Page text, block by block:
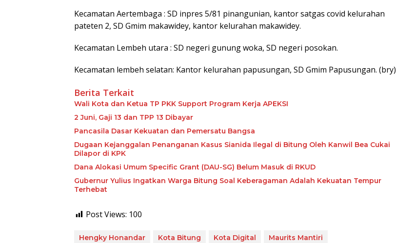
Kecamatan Aertembaga : SD inpres 5/81 pinangunian, kantor satgas covid kelurahan
pateten 2, SD Gmim makawidey, kantor kelurahan makawidey.
Kecamatan Lembeh utara : SD negeri gunung woka, SD negeri posokan.
Kecamatan lembeh selatan: Kantor kelurahan papusungan, SD Gmim Papusungan. (bry)
Berita Terkait
Wali Kota dan Ketua TP PKK Support Program Kerja APEKSI
2 Juni, Gaji 13 dan TPP 13 Dibayar
Pancasila Dasar Kekuatan dan Pemersatu Bangsa
Dugaan Kejanggalan Penanganan Kasus Sianida Ilegal di Bitung Oleh Kanwil Bea Cukai
Dilapor di KPK
Dana Alokasi Umum Specific Grant (DAU-SG) Belum Masuk di RKUD
Gubernur Yulius Ingatkan Warga Bitung Soal Keberagaman Adalah Kekuatan Tempur
Terhebat
Post Views: 100
Hengky Honandar Kota Bitung Kota Digital
Maurits Mantiri